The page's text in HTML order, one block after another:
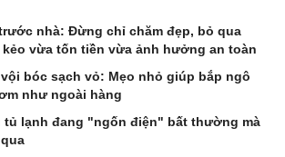
nhà: Đừng chỉ chăm đẹp, bỏ qua
vừa tốn tiền vừa ảnh hưởng an toàn
bóc sạch vỏ: Mẹo nhỏ giúp bắp ngô
như ngoài hàng
tủ lạnh đang "ngốn điện" bất thường mà